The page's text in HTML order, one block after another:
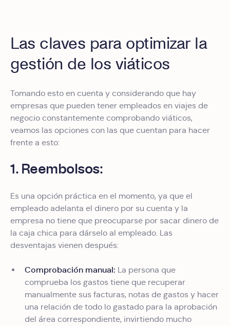
Las claves para optimizar la
gestión de los viáticos
Tomando esto en cuenta y considerando que hay
empresas que pueden tener empleados en viajes de
negocio constantemente comprobando viáticos,
veamos las opciones con las que cuentan para hacer
frente a esto:
1. Reembolsos:
Es una opción práctica en el momento, ya que el
empleado adelanta el dinero por su cuenta y la
empresa no tiene que preocuparse por sacar dinero de
la caja chica para dárselo al empleado. Las
desventajas vienen después:
Comprobación manual: La persona que
comprueba los gastos tiene que recuperar
manualmente sus facturas, notas de gastos y hacer
una relación de todo lo gastado para la aprobación
del área correspondiente, invirtiendo mucho